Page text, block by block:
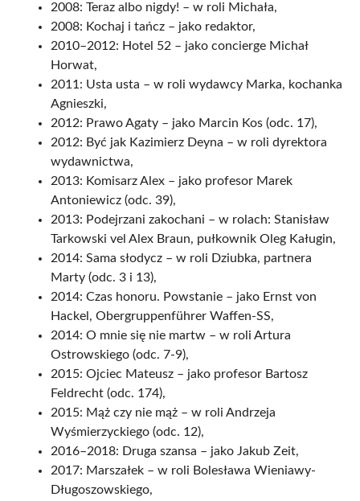
2008: Teraz albo nigdy! – w roli Michała,
2008: Kochaj i tańcz – jako redaktor,
2010–2012: Hotel 52 – jako concierge Michał
Horwat,
2011: Usta usta – w roli wydawcy Marka, kochanka
Agnieszki,
2012: Prawo Agaty – jako Marcin Kos (odc. 17),
2012: Być jak Kazimierz Deyna – w roli dyrektora
wydawnictwa,
2013: Komisarz Alex – jako profesor Marek
Antoniewicz (odc. 39),
2013: Podejrzani zakochani – w rolach: Stanisław
Tarkowski vel Alex Braun, pułkownik Oleg Kaługin,
2014: Sama słodycz – w roli Dziubka, partnera
Marty (odc. 3 i 13),
2014: Czas honoru. Powstanie – jako Ernst von
Hackel, Obergruppenführer Waffen-SS,
2014: O mnie się nie martw – w roli Artura
Ostrowskiego (odc. 7-9),
2015: Ojciec Mateusz – jako profesor Bartosz
Feldrecht (odc. 174),
2015: Mąż czy nie mąż – w roli Andrzeja
Wyśmierzyckiego (odc. 12),
2016–2018: Druga szansa – jako Jakub Zeit,
2017: Marszałek – w roli Bolesława Wieniawy-
Długoszowskiego,